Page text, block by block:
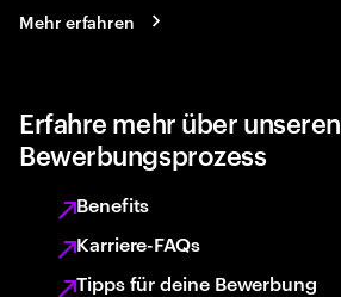
Mehr erfahren
Erfahre mehr über unseren
Bewerbungsprozess
Benefits
Karriere-FAQs
Tipps für deine Bewerbung